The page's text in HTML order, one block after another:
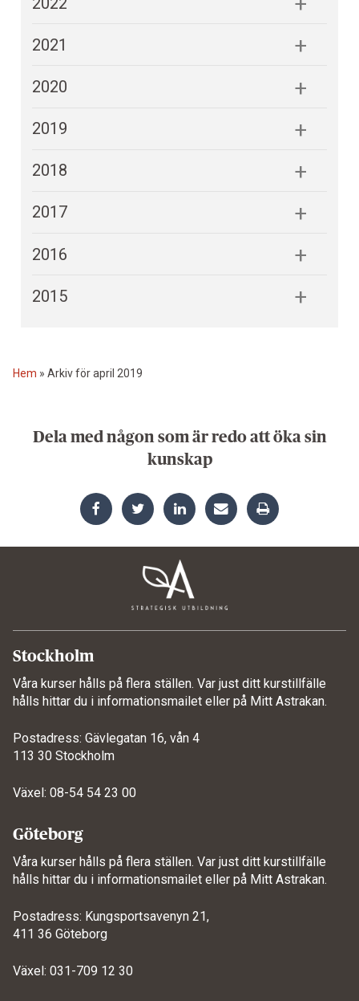
2021
2020
2019
2018
2017
2016
2015
Hem » Arkiv för april 2019
Dela med någon som är redo att öka sin
kunskap
Stockholm
Våra kurser hålls på flera ställen. Var just ditt kurstillfälle
hålls hittar du i informationsmailet eller på Mitt Astrakan.
Postadress: Gävlegatan 16, vån 4
113 30 Stockholm
Växel: 08-54 54 23 00
Göteborg
Våra kurser hålls på flera ställen. Var just ditt kurstillfälle
hålls hittar du i informationsmailet eller på Mitt Astrakan.
Postadress: Kungsportsavenyn 21,
411 36 Göteborg
Växel: 031-709 12 30